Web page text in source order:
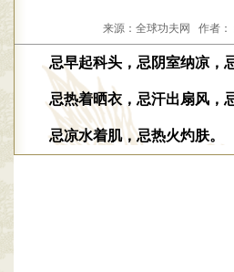
来源：全球功夫网 作者
忌早起科头，忌阴室纳凉，
忌热着晒衣，忌汗出扇风，
忌凉水着肌，忌热火灼肤。